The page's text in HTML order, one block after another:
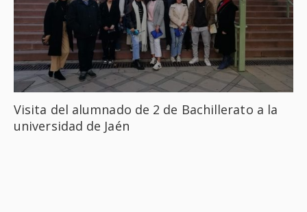
Visita del alumnado de 2 de Bachillerato a la
universidad de Jaén